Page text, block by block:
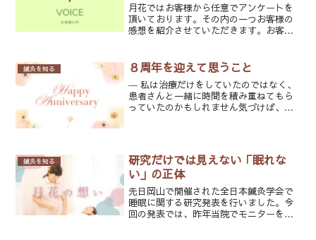
月花ではお客様から任意でアンケートを
頂いております。その内の一つお客様の
感想を紹介させていただきます。お客様
か？A腰痛・肩こりQ当サロンをお選びい
ただいた理由は何ですか？...
鍼灸を知る ８周年を迎えて思うこと
― 私は治療だけをしていたのではなく、
患者さんと一緒に時間を積み重ねてもら
っていたのかもしれません気づけば、は
言葉を書いている気が...
鍼灸を知る
研究だけでは見えない「眠れな
い」の正体
先日岡山で開催された全日本鍼灸学会で
睡眠に関する研究発表を行いました。今
回の発表では、昨年当院でモニターを募